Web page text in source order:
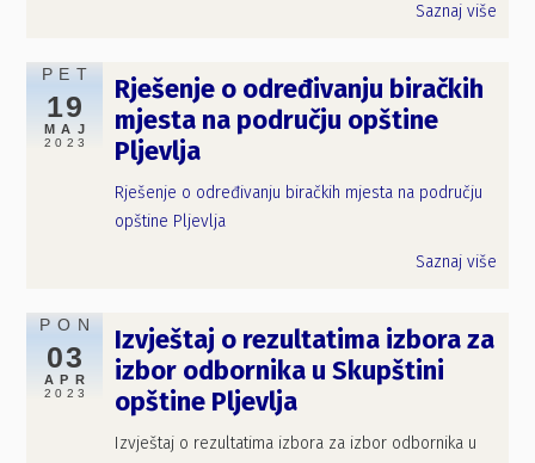
Saznaj više
PET
19
MAJ
2023
Rješenje o određivanju biračkih
mjesta na području opštine
Pljevlja
Rješenje o određivanju biračkih mjesta na području
opštine Pljevlja
Saznaj više
PON
03
APR
2023
Izvještaj o rezultatima izbora za
izbor odbornika u Skupštini
opštine Pljevlja
Izvještaj o rezultatima izbora za izbor odbornika u